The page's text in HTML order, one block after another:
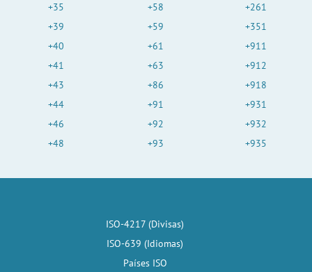
+35
+39
+40
+41
+43
+44
+46
+48
+58
+59
+61
+63
+86
+91
+92
+93
+261
+351
+911
+912
+918
+931
+932
+935
ISO-4217 (Divisas)
ISO-639 (Idiomas)
Países ISO